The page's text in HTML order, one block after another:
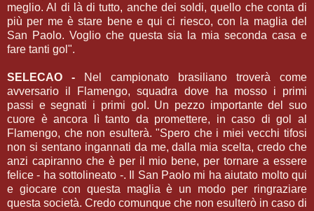
meglio. Al di là di tutto, anche dei soldi, quello che conta di
più per me è stare bene e qui ci riesco, con la maglia del
San Paolo. Voglio che questa sia la mia seconda casa e
fare tanti gol".
SELECAO - Nel campionato brasiliano troverà come
avversario il Flamengo, squadra dove ha mosso i primi
passi e segnati i primi gol. Un pezzo importante del suo
cuore è ancora lì tanto da promettere, in caso di gol al
Flamengo, che non esulterà. "Spero che i miei vecchi tifosi
non si sentano ingannati da me, dalla mia scelta, credo che
anzi capiranno che è per il mio bene, per tornare a essere
felice - ha sottolineato -. Il San Paolo mi ha aiutato molto qui
e giocare con questa maglia è un modo per ringraziare
questa società. Credo comunque che non esulterò in caso di